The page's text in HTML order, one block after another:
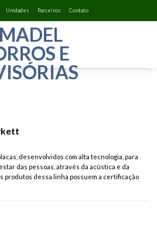
Unidades Parceiros Contato
desenvolvidos com alta tecnologia, para
das pessoas, através da acústica e da
produtos dessa linha possuem a certificação